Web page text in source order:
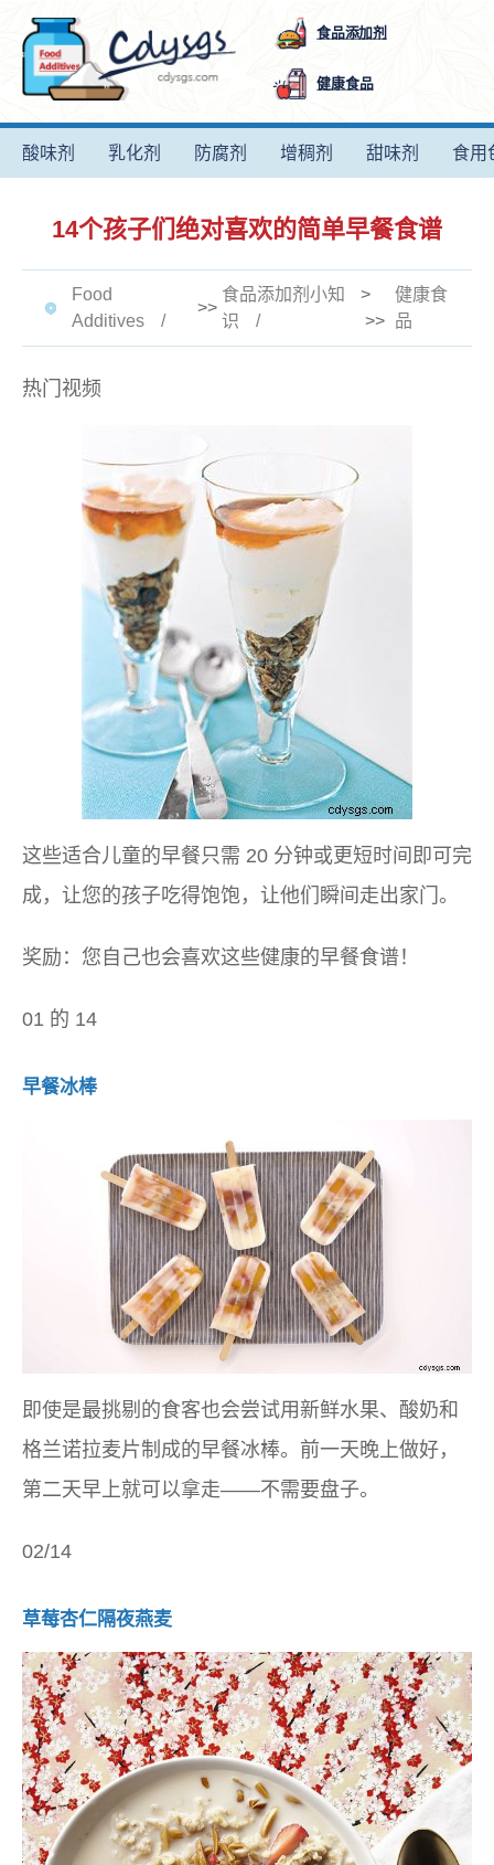
食品添加剂
健康食品
酸味剂 乳化剂 防腐剂 增稠剂 甜味剂 食用
14个孩子们绝对喜欢的简单早餐食谱
Food
Additives
>>
食品添加剂小知
识
>
>>
健康食
品
热门视频
这些适合儿童的早餐只需 20 分钟或更短时间即可完
成，让您的孩子吃得饱饱，让他们瞬间走出家门。
奖励：您自己也会喜欢这些健康的早餐食谱！
01 的 14
早餐冰棒
即使是最挑剔的食客也会尝试用新鲜水果、酸奶和
格兰诺拉麦片制成的早餐冰棒。前一天晚上做好，
第二天早上就可以拿走——不需要盘子。
02/14
草莓杏仁隔夜燕麦